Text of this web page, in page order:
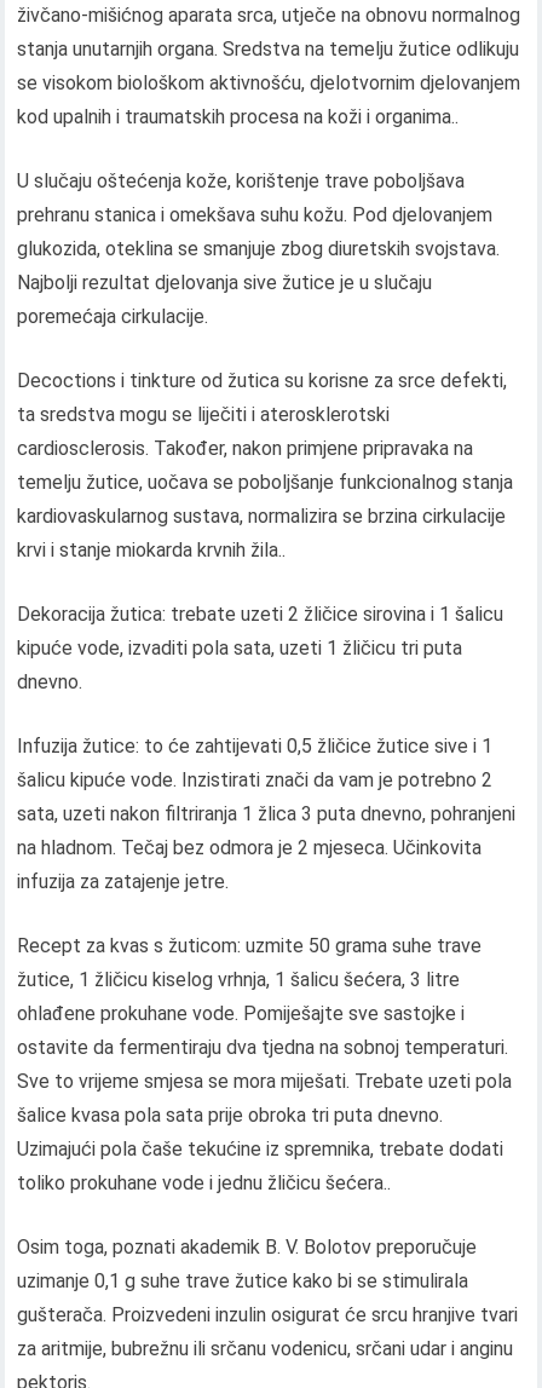
živčano-mišićnog aparata srca, utječe na obnovu normalnog
stanja unutarnjih organa. Sredstva na temelju žutice odlikuju
se visokom biološkom aktivnošću, djelotvornim djelovanjem
kod upalnih i traumatskih procesa na koži i organima..
U slučaju oštećenja kože, korištenje trave poboljšava
prehranu stanica i omekšava suhu kožu. Pod djelovanjem
glukozida, oteklina se smanjuje zbog diuretskih svojstava.
Najbolji rezultat djelovanja sive žutice je u slučaju
poremećaja cirkulacije.
Decoctions i tinkture od žutica su korisne za srce defekti,
ta sredstva mogu se liječiti i aterosklerotski
cardiosclerosis. Također, nakon primjene pripravaka na
temelju žutice, uočava se poboljšanje funkcionalnog stanja
kardiovaskularnog sustava, normalizira se brzina cirkulacije
krvi i stanje miokarda krvnih žila..
Dekoracija žutica: trebate uzeti 2 žličice sirovina i 1 šalicu
kipuće vode, izvaditi pola sata, uzeti 1 žličicu tri puta
dnevno.
Infuzija žutice: to će zahtijevati 0,5 žličice žutice sive i 1
šalicu kipuće vode. Inzistirati znači da vam je potrebno 2
sata, uzeti nakon filtriranja 1 žlica 3 puta dnevno, pohranjeni
na hladnom. Tečaj bez odmora je 2 mjeseca. Učinkovita
infuzija za zatajenje jetre.
Recept za kvas s žuticom: uzmite 50 grama suhe trave
žutice, 1 žličicu kiselog vrhnja, 1 šalicu šećera, 3 litre
ohlađene prokuhane vode. Pomiješajte sve sastojke i
ostavite da fermentiraju dva tjedna na sobnoj temperaturi.
Sve to vrijeme smjesa se mora miješati. Trebate uzeti pola
šalice kvasa pola sata prije obroka tri puta dnevno.
Uzimajući pola čaše tekućine iz spremnika, trebate dodati
toliko prokuhane vode i jednu žličicu šećera..
Osim toga, poznati akademik B. V. Bolotov preporučuje
uzimanje 0,1 g suhe trave žutice kako bi se stimulirala
gušterača. Proizvedeni inzulin osigurat će srcu hranjive tvari
za aritmije, bubrežnu ili srčanu vodenicu, srčani udar i anginu
pektoris.